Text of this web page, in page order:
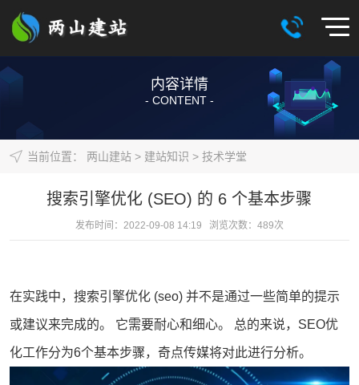
内容详情
- CONTENT -
当前位置： 两山建站> 建站知识 > 技术学堂
搜索引擎优化 (SEO) 的 6 个基本步骤
发布时间：2022-09-08 14:19 浏览次数： 489次
在实践中， 搜索引擎优化(seo) 并不是通过一些简单的提示
或建议来完成的。 它需要耐心和细心。 总的来说， SEO优
化工作分为6个基本步骤，奇点传媒将对此进行分析。